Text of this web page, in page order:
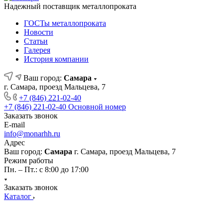
Надежный поставщик металлопроката
ГОСТы металлопроката
Новости
Статьи
Галерея
История компании
Ваш город: Самара
г. Самара, проезд Мальцева, 7
+7 (846) 221-02-40
+7 (846) 221-02-40 Основной номер
Заказать звонок
E-mail
info@monarhh.ru
Адрес
Ваш город: Самара г. Самара, проезд Мальцева, 7
Режим работы
Пн. – Пт.: с 8:00 до 17:00
Заказать звонок
Каталог